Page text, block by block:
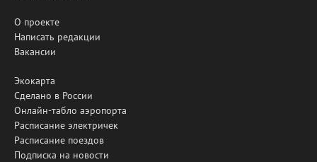
О проекте
Написать редакции
Вакансии
Экокарта
Сделано в России
Онлайн-табло аэропорта
Расписание электричек
Расписание поездов
Подписка на новости